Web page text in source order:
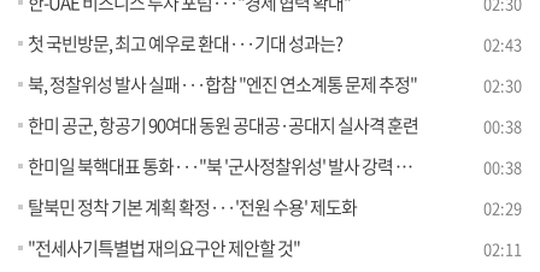
첫 국빈방문, 최고 예우로 환대···기대 성과는? 02:43
북, 정찰위성 발사 실패···합참 "엔진 연소계통 문제 추정" 02:30
한미 공군, 항공기 90여대 동원 공대공·공대지 실사격 훈련 00:38
한미일 북핵대표 통화···"북 '군사정찰위성' 발사 강력 규탄" 00:38
탈북민 정착 기본 계획 확정···'전원 수용' 제도화 02:29
"전세사기특별법 재의요구안 제안할 것" 02:11